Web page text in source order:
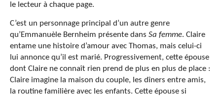
le lecteur à chaque page.
C’est un personnage principal d’un autre genre
qu’Emmanuèle Bernheim présente dans Sa femme. Claire
entame une histoire d’amour avec Thomas, mais celui-ci
lui annonce qu’il est marié. Progressivement, cette épouse
dont Claire ne connaît rien prend de plus en plus de place :
Claire imagine la maison du couple, les dîners entre amis,
la routine familière avec les enfants. Cette épouse si